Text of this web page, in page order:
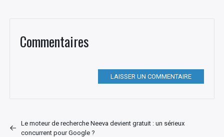
Commentaires
LAISSER UN COMMENTAIRE
Le moteur de recherche Neeva devient gratuit : un sérieux
concurrent pour Google ?